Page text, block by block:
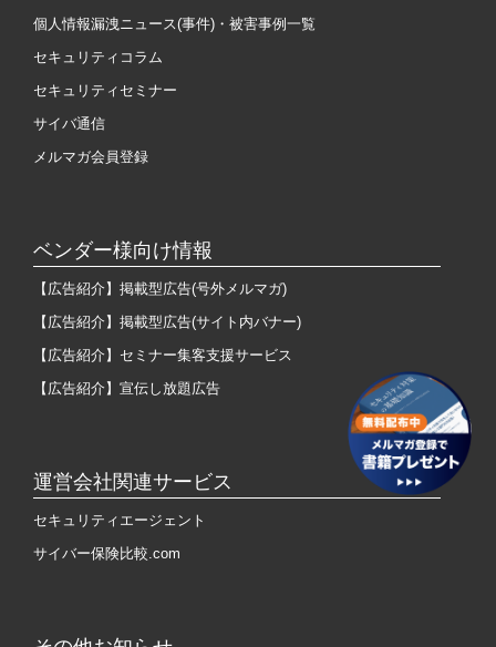
個人情報漏洩ニュース(事件)・被害事例一覧
セキュリティコラム
セキュリティセミナー
サイバ通信
メルマガ会員登録
ベンダー様向け情報
【広告紹介】掲載型広告(号外メルマガ)
【広告紹介】掲載型広告(サイト内バナー)
【広告紹介】セミナー集客支援サービス
【広告紹介】宣伝し放題広告
運営会社関連サービス
セキュリティエージェント
サイバー保険比較.com